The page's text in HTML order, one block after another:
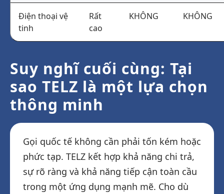
Điện thoại vệ
tinh
Rất
cao
KHÔNG KHÔNG
Suy nghĩ cuối cùng: Tại
sao TELZ là một lựa chọn
thông minh
Gọi quốc tế không cần phải tốn kém hoặc
phức tạp. TELZ kết hợp khả năng chi trả,
sự rõ ràng và khả năng tiếp cận toàn cầu
trong một ứng dụng mạnh mẽ. Cho dù